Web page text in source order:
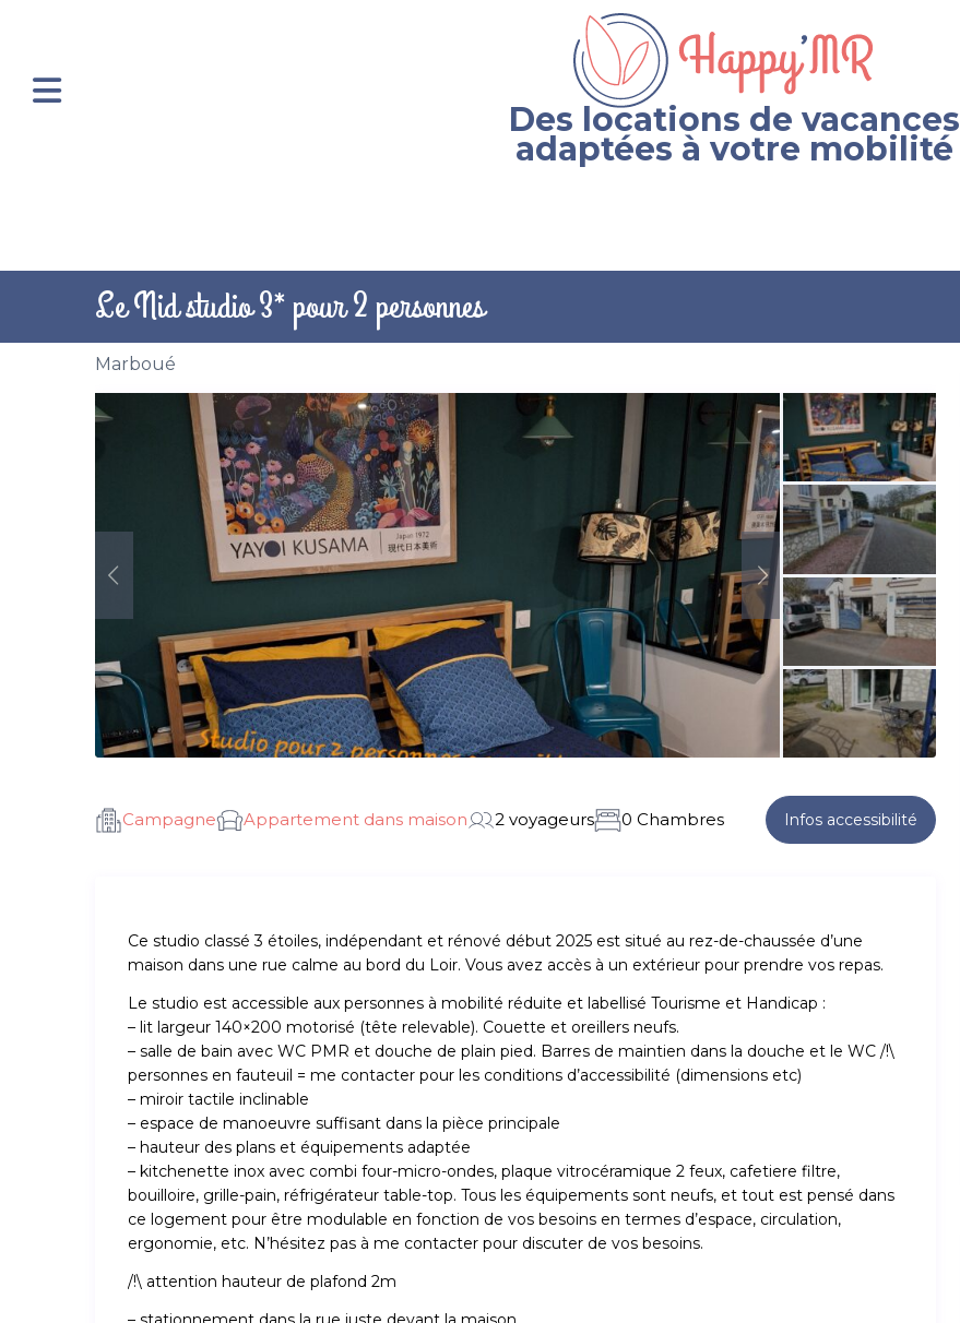
Des locations de vacances
adaptées à votre mobilité
Le Nid studio 3* pour 2 personnes
Marboué
Campagne Appartement dans maison 2 voyageurs 0 Chambres Infos accessibilité
Ce studio classé 3 étoiles, indépendant et rénové début 2025 est situé au rez-de-chaussée d’une
maison dans une rue calme au bord du Loir. Vous avez accès à un extérieur pour prendre vos repas.
Le studio est accessible aux personnes à mobilité réduite et labellisé Tourisme et Handicap :
– lit largeur 140×200 motorisé (tête relevable). Couette et oreillers neufs.
– salle de bain avec WC PMR et douche de plain pied. Barres de maintien dans la douche et le WC /!\
personnes en fauteuil = me contacter pour les conditions d’accessibilité (dimensions etc)
– miroir tactile inclinable
– espace de manoeuvre suffisant dans la pièce principale
– hauteur des plans et équipements adaptée
– kitchenette inox avec combi four-micro-ondes, plaque vitrocéramique 2 feux, cafetiere filtre,
bouilloire, grille-pain, réfrigérateur table-top. Tous les équipements sont neufs, et tout est pensé dans
ce logement pour être modulable en fonction de vos besoins en termes d’espace, circulation,
ergonomie, etc. N’hésitez pas à me contacter pour discuter de vos besoins.
/!\ attention hauteur de plafond 2m